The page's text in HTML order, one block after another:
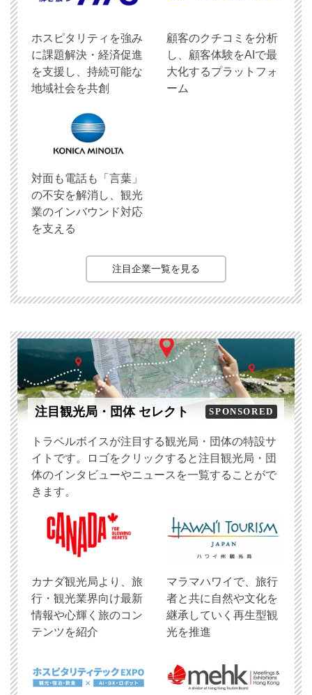
ホスピタリティを強み
に課題解決・経済促進
を支援し、持続可能な
地域社会を共創
顧客のクチコミを分析
し、顧客体験をAIで最
大化するプラットフォ
ーム
対面も電話も「言葉」
の不安を解消し、観光
業のインバウンド対応
を支える
注目企業一覧を見る
注目観光局・団体 セレクト SPONSORED
トラベルボイスが注目する観光局・団体の特設サ
イトです。ロゴをクリックすると注目観光局・団
体のインタビューやニュースを一覧することがで
きます。
​カナダ観光局より、旅
行・観光業界向け最新
情報や心輝く旅のコン
テンツを紹介
マラマハワイで、旅行
者と共に自然や文化を
継承していく再生型観
光を推進